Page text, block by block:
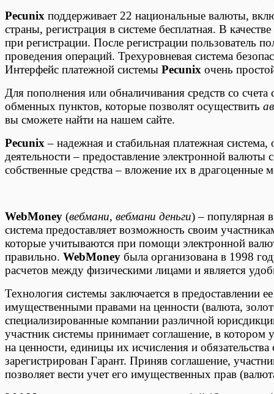
Pecunix поддерживает 22 национальные валюты,
страны, регистрация в системе бесплатная. В
при регистрации. После регистрации пользователь
проведения операций. Трехуровневая система
Интерфейс платежной системы Pecunix очень
Для пополнения или обналичивания средств со
обменных пунктов, которые позволят осуществить
вы сможете найти на нашем сайте.
Pecunix – надежная и стабильная платежная
деятельности – предоставление электронной
собственные средства – вложение их в
WebMoney (вебмани, вебмани деньги) – популярная
система предоставляет возможность своим
которые учитываются при помощи электронной
правильно. WebMoney была организована в 1998
расчетов между физическими лицами и является
Технология системы заключается в предоставлении
имущественными правами на ценности (валюта,
специализированные компании различной
участник системы принимает соглашение, в
на ценности, единицы их исчисления и
зарегистрирован Гарант. Приняв соглашение,
позволяет вести учет его имущественных прав